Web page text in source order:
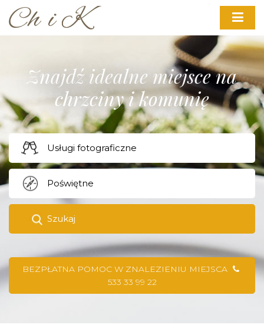
Znajdź idealne miejsce na
chrzciny i komunię
Szukaj
BEZPŁATNA POMOC W ZNALEZIENIU MIEJSCA
533 33 99 22